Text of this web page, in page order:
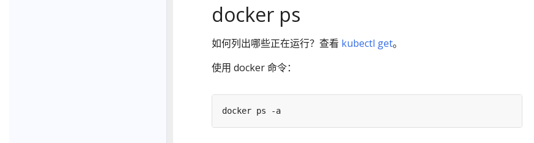
docker ps
如何列出哪些正在运行？查看 kubectl get。
使用 docker 命令：
docker ps -a